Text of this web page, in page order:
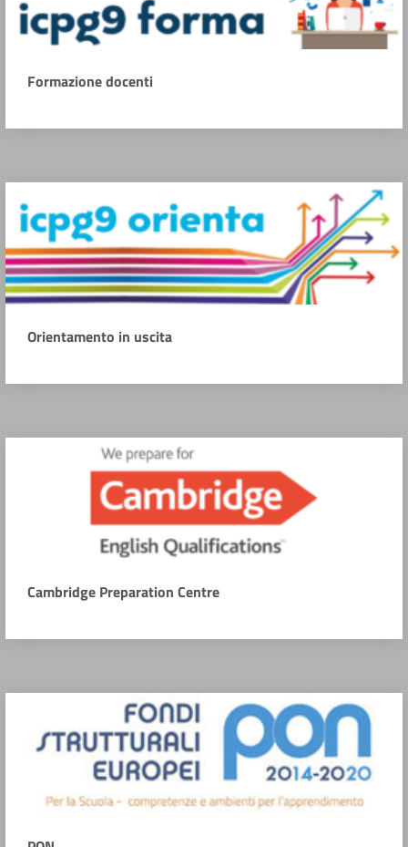
Formazione docenti
Orientamento in uscita
Cambridge Preparation Centre